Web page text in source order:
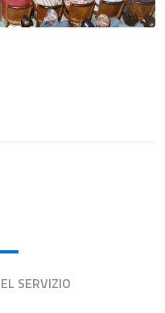
SERVIZIO